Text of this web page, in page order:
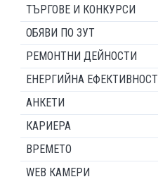
ТЪРГОВЕ И КОНКУРСИ
ОБЯВИ ПО ЗУТ
РЕМОНТНИ ДЕЙНОСТИ
ЕНЕРГИЙНА ЕФЕКТИВНОСТ
АНКЕТИ
КАРИЕРА
ВРЕМЕТО
WEB КАМЕРИ